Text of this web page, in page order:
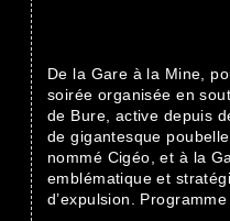
De la Gare à la Mine,
soirée organisée en
de Bure, active depuis
de gigantesque
nommé Cigéo, et à la
emblématique et
d’expulsion.